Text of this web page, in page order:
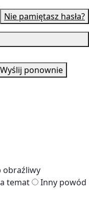
Nie pamiętasz hasła?
Wyślij ponownie
obraźliwy
temat
Inny powód